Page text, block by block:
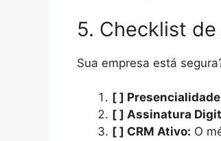
5. Checklist
Sua empresa está
[ ]
[ ] Assinatura
[ ] CRM Ativo: O